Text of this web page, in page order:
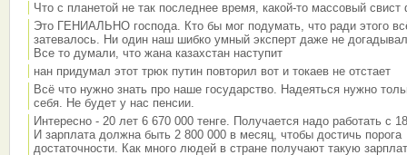
Что с планетой не так последнее время, какой-то массовый свист
Это ГЕНИАЛЬНО господа. Кто бы мог подумать, что ради этого
затевалось. Ни один наш шибко умный эксперт даже не
Все то думали, что жана казахстан наступит
нан придумал этот трюк путин повторил вот и токаев не отстает
Всё что нужно знать про наше государство. Надеяться нужно
себя. Не будет у нас пенсии.
Интересно - 20 лет 6 670 000 тенге. Получается надо работать с
И зарплата должна быть 2 800 000 в месяц, чтобы достичь порога
достаточности. Как много людей в стране получают такую